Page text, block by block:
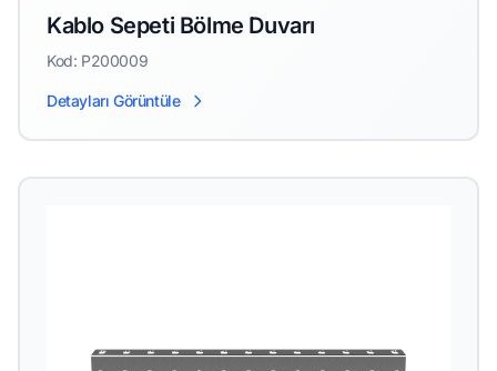
Kablo Sepeti Bölme Duvarı
Kod: P200009
Detayları Görüntüle